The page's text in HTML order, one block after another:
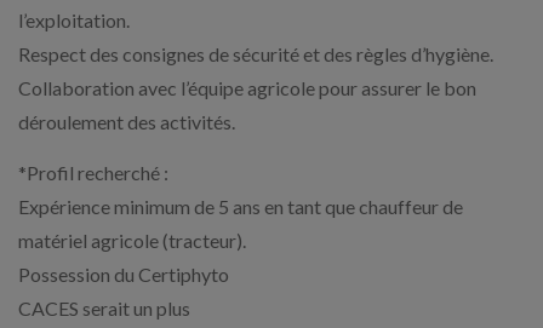
l’exploitation.
Respect des consignes de sécurité et des règles d’hygiène.
Collaboration avec l’équipe agricole pour assurer le bon
déroulement des activités.
*Profil recherché :
Expérience minimum de 5 ans en tant que chauffeur de
matériel agricole (tracteur).
Possession du Certiphyto
CACES serait un plus